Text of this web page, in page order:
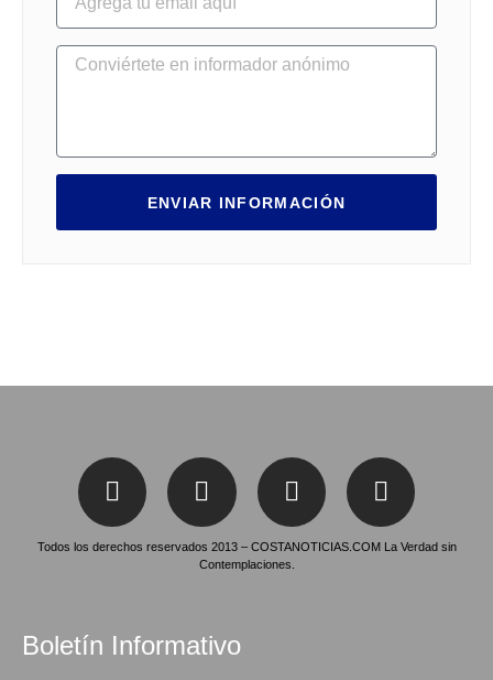
ENVIAR INFORMACIÓN
Todos los derechos reservados 2013 – COSTANOTICIAS.COM La Verdad sin
Contemplaciones.
Boletín Informativo